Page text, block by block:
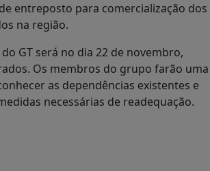
entreposto para comercialização dos
na região.
GT será no dia 22 de novembro,
Os membros do grupo farão uma
as dependências existentes e
necessárias de readequação.